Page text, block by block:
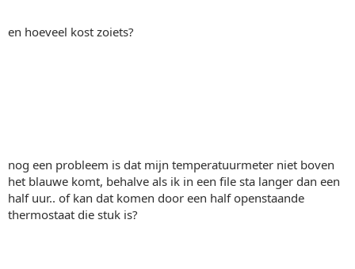
en hoeveel kost zoiets?
nog een probleem is dat mijn temperatuurmeter niet boven
het blauwe komt, behalve als ik in een file sta langer dan een
half uur.. of kan dat komen door een half openstaande
thermostaat die stuk is?